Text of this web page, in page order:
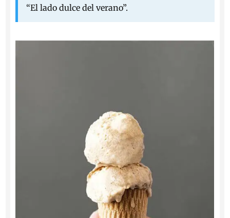
“El lado dulce del verano”.